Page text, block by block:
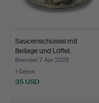
Saucenschüssel mit
Beilage und Löffel.
Beendet 7. Apr 2026
1 Gebot
35 USD